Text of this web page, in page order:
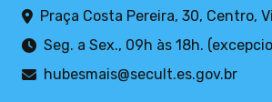
Praça Costa Pereira, 30, Centro,
Seg. a Sex., 09h às 18h.
hubesmais@secult.es.gov.br